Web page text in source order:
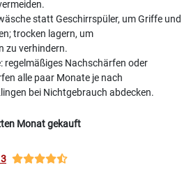
statt Geschirrspüler, um Griffe und
trocken lagern, um
zu verhindern.
regelmäßiges Nachschärfen oder
alle paar Monate je nach
bei Nichtgebrauch abdecken.
Monat gekauft